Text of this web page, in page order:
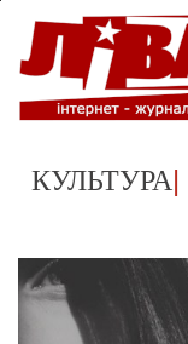
КУЛЬТУРА|